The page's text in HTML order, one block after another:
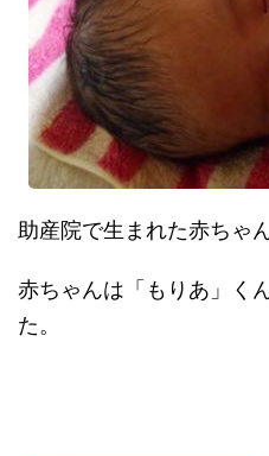
助産院で生まれた赤ちゃ
赤ちゃんは「もりあ」く
た。